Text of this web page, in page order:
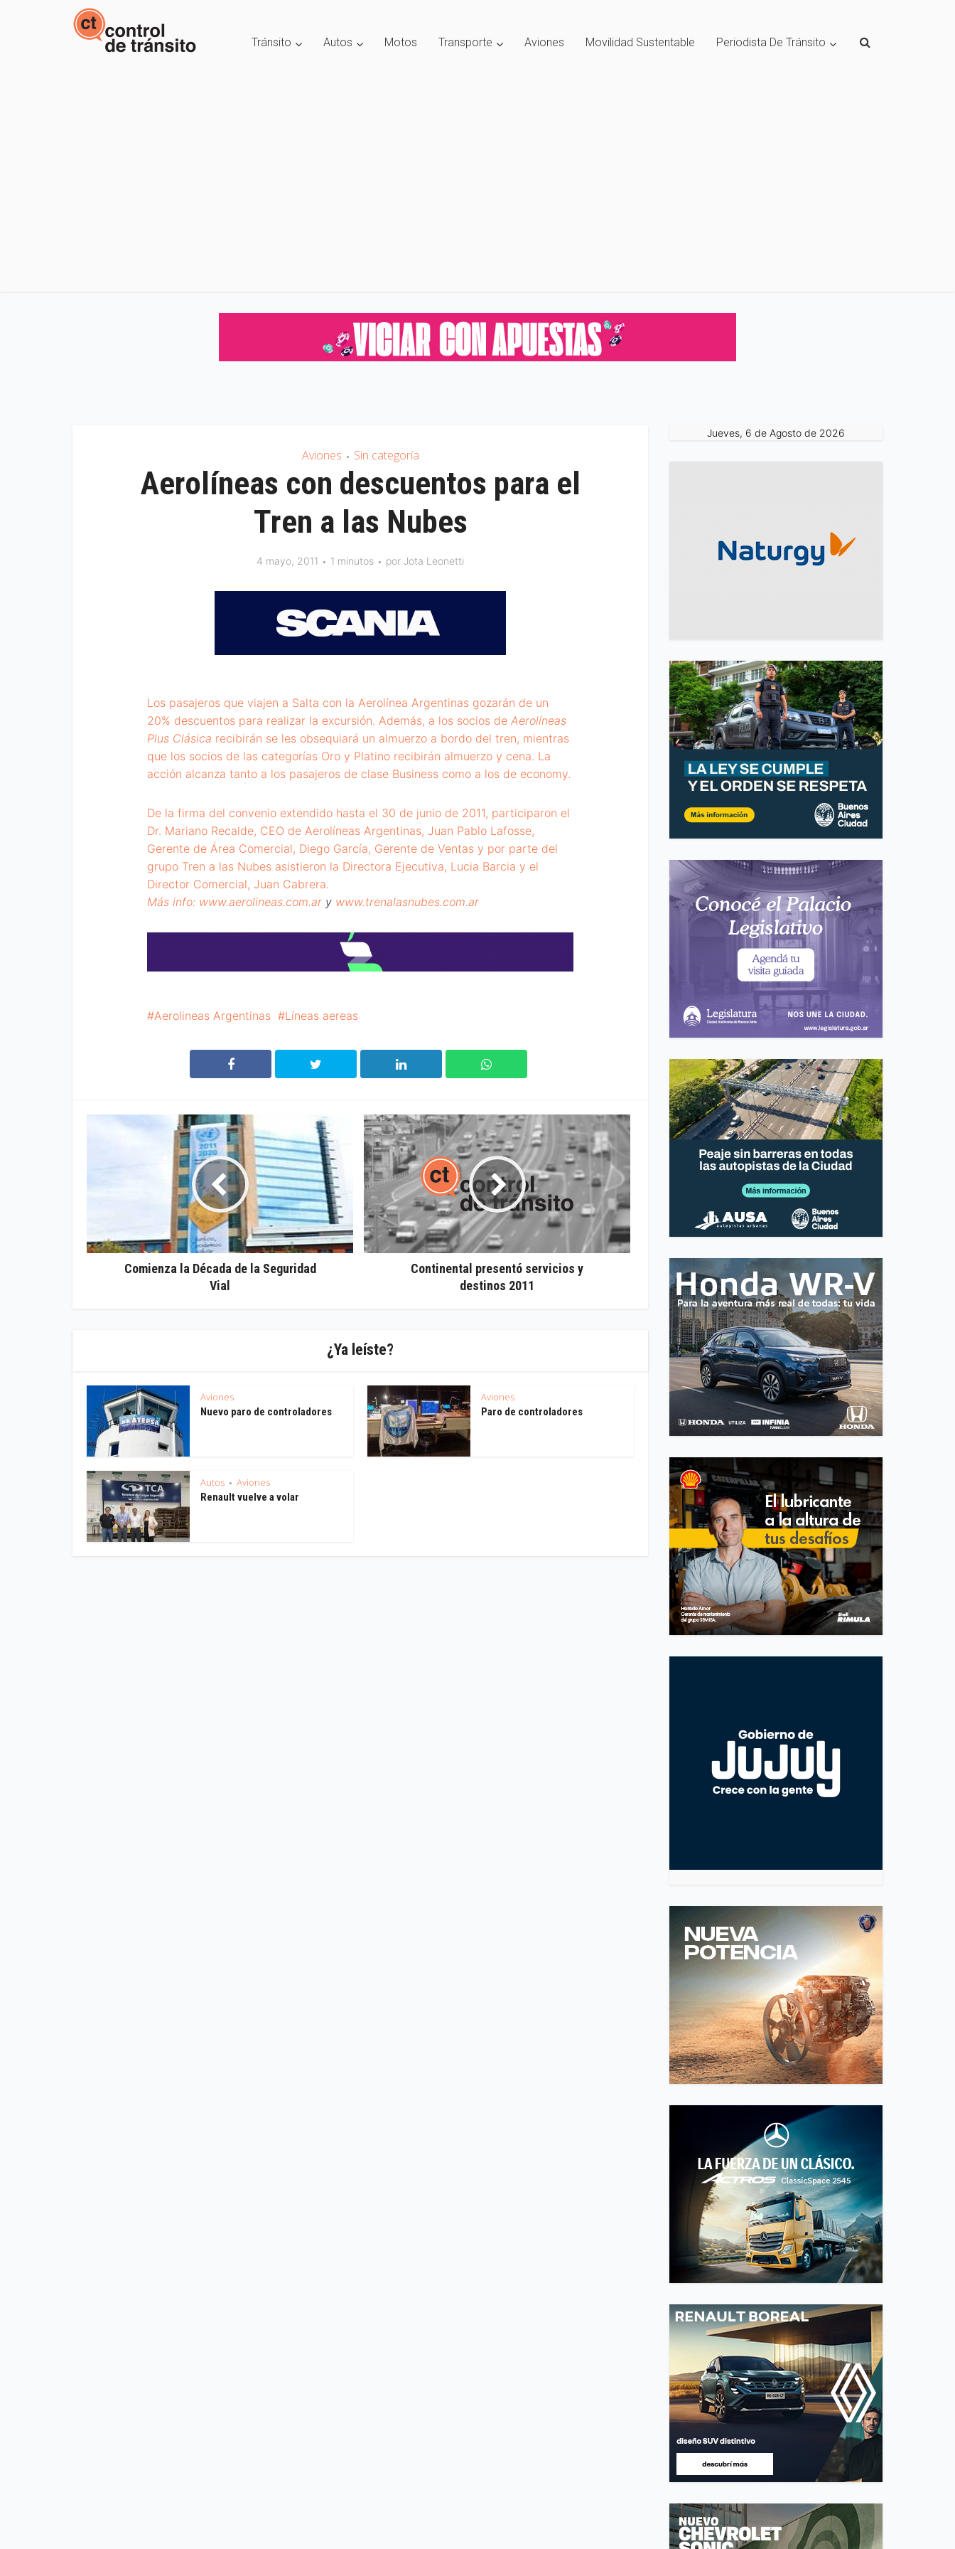
Tránsito Autos Motos Transporte Aviones Movilidad Sustentable Periodista De Tránsito
Aviones • Sin categoría
Aerolíneas con descuentos para el
Tren a las Nubes
4 mayo, 2011 1 minutos por Jota Leonetti
Los pasajeros que viajen a Salta con la Aerolínea Argentinas gozarán de un
20% descuentos para realizar la excursión. Además, a los socios de Aerolíneas
Plus Clásica recibirán se les obsequiará un almuerzo a bordo del tren, mientras
que los socios de las categorías Oro y Platino recibirán almuerzo y cena. La
acción alcanza tanto a los pasajeros de clase Business como a los de economy.
De la firma del convenio extendido hasta el 30 de junio de 2011, participaron el
Dr. Mariano Recalde, CEO de Aerolíneas Argentinas, Juan Pablo Lafosse,
Gerente de Área Comercial, Diego García, Gerente de Ventas y por parte del
grupo Tren a las Nubes asistieron la Directora Ejecutiva, Lucia Barcia y el
Director Comercial, Juan Cabrera.
Más info: www.aerolineas.com.ar y www.trenalasnubes.com.ar
Aerolineas Argentinas Líneas aereas
Comienza la Década de la Seguridad
Vial
Continental presentó servicios y
destinos 2011
¿Ya leíste?
Aviones
Nuevo paro de controladores
Aviones
Paro de controladores
Autos • Aviones
Renault vuelve a volar
Jueves, 6 de Agosto de 2026